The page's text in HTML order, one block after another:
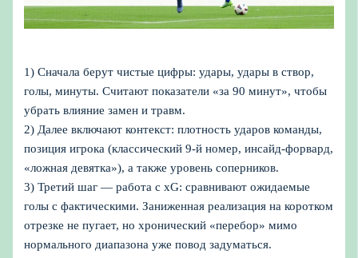
1) Сначала берут чистые цифры: удары, удары в створ,
голы, минуты. Считают показатели «за 90 минут», чтобы
убрать влияние замен и травм.
2) Далее включают контекст: плотность ударов команды,
позиция игрока (классический 9‑й номер, инсайд‑форвард,
«ложная девятка»), а также уровень соперников.
3) Третий шаг — работа с xG: сравнивают ожидаемые
голы с фактическими. Заниженная реализация на коротком
отрезке не пугает, но хронический «перебор» мимо
нормального диапазона уже повод задуматься.